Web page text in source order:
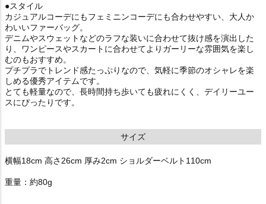
●スタイル
カジュアルコーデにもフェミニンコーデにも合わせやすい、大人か
わいいファーバッグ。
デニムやスウェットなどのラフな装いに合わせて抜け感を演出した
り、ワンピースやスカートに合わせてよりガーリーな雰囲気を楽し
むのもおすすめ。
プチプラでトレンド感たっぷりなので、気軽に季節のオシャレを楽
しめる優秀アイテムです。
とても軽量なので、長時間持ち歩いても疲れにくく、デイリーユー
スにぴったりです。
サイズ
横幅18cm 高さ26cm 厚み2cm ショルダーベルト110cm
重量：約80g